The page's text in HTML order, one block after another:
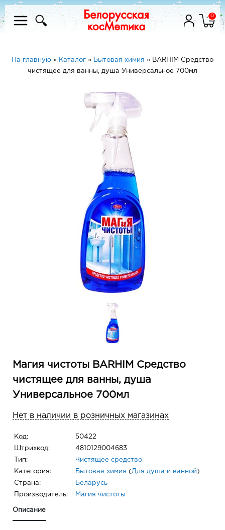
0
На главную » Каталог » Бытовая химия » BARHIM Средство
чистящее для ванны, душа Универсальное 700мл
Магия чистоты BARHIM Средство
чистящее для ванны, душа
Универсальное 700мл
Нет в наличии в розничных магазинах
Код: 50422
Штрихкод: 4810129004683
Тип: Чистящее средство
Категория: Бытовая химия ( Для душа и ванной )
Страна: Беларусь
Производитель: Магия чистоты
Описание